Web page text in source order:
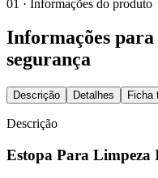
01 · Informações do produto
Informações
segurança
Descrição Detalhes Ficha
Descrição
Estopa Para Limpeza